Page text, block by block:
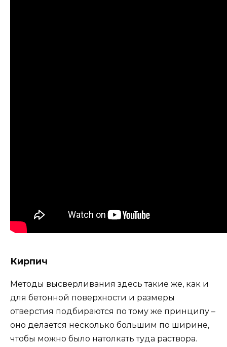
Кирпич
Методы высверливания здесь такие же, как и
для бетонной поверхности и размеры
отверстия подбираются по тому же принципу –
оно делается несколько большим по ширине,
чтобы можно было натолкать туда раствора.